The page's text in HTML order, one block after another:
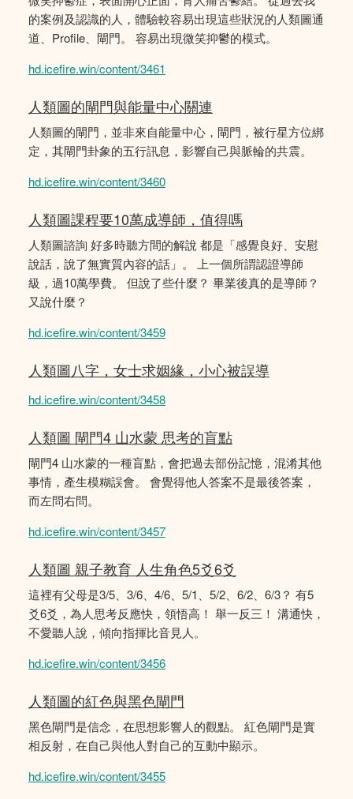
的案例及認識的人，體驗較容易出現這些狀況的人類圖通
道、Profile、閘門。 容易出現微笑抑鬱的模式。
hd.icefire.win/content/3461
人類圖的閘門與能量中心關連
人類圖的閘門，並非來自能量中心，閘門，被行星方位綁
定，其閘門卦象的五行訊息，影響自己與脈輪的共震。
hd.icefire.win/content/3460
人類圖課程要10萬成導師，值得嗎
人類圖諮詢 好多時聽方間的解說 都是「感覺良好、安慰
說話，說了無實質內容的話」。 上一個所謂認證導師
級，過10萬學費。 但說了些什麼？ 畢業後真的是導師？
又說什麼？
hd.icefire.win/content/3459
人類圖八字，女士求姻緣，小心被誤導
hd.icefire.win/content/3458
人類圖 閘門4 山水蒙 思考的盲點
閘門4 山水蒙的一種盲點，會把過去部份記憶，混淆其他
事情，產生模糊誤會。 會覺得他人答案不是最後答案，
而左問右問。
hd.icefire.win/content/3457
人類圖 親子教育 人生角色5爻6爻
這裡有父母是3/5、3/6、4/6、5/1、5/2、6/2、6/3？ 有5
爻6爻，為人思考反應快，領悟高！ 舉一反三！ 溝通快，
不愛聽人說，傾向指揮比音見人。
hd.icefire.win/content/3456
人類圖的紅色與黑色閘門
黑色閘門是信念，在思想影響人的觀點。 紅色閘門是實
相反射，在自己與他人對自己的互動中顯示。
hd.icefire.win/content/3455